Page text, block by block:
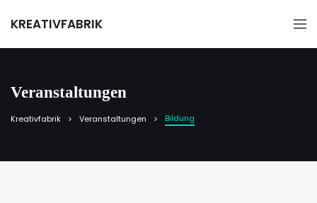
KREATIVFABRIK
Veranstaltungen
Kreativfabrik Veranstaltungen Bildung